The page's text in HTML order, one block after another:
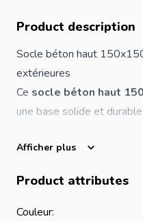
Product description
Socle béton haut
extérieures
Ce socle béton haut
une base solide et
à sa hauteur importante et
Avec une hauteur de 580
31 kg, ce socle constitue
Afficher plus
Product attributes
Couleur: